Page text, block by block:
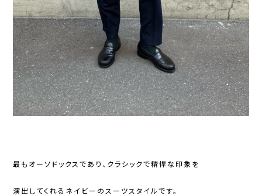
最もオーソドックスであり、クラシックで精悍な印象を
演出してくれるネイビーのスーツスタイルです。